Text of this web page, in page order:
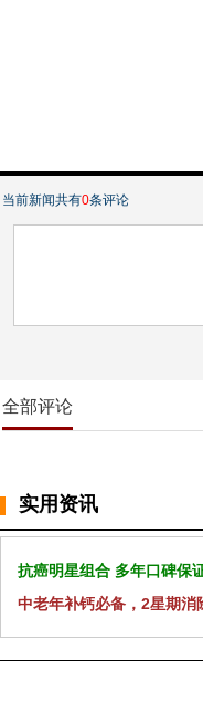
当前新闻共有0条评论
全部评论
实用资讯
抗癌明星组合 多年口碑保
中老年补钙必备，2星期